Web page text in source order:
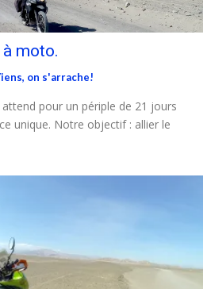
moto.
on s'arrache!
pour un périple de 21 jours
unique. Notre objectif : allier le